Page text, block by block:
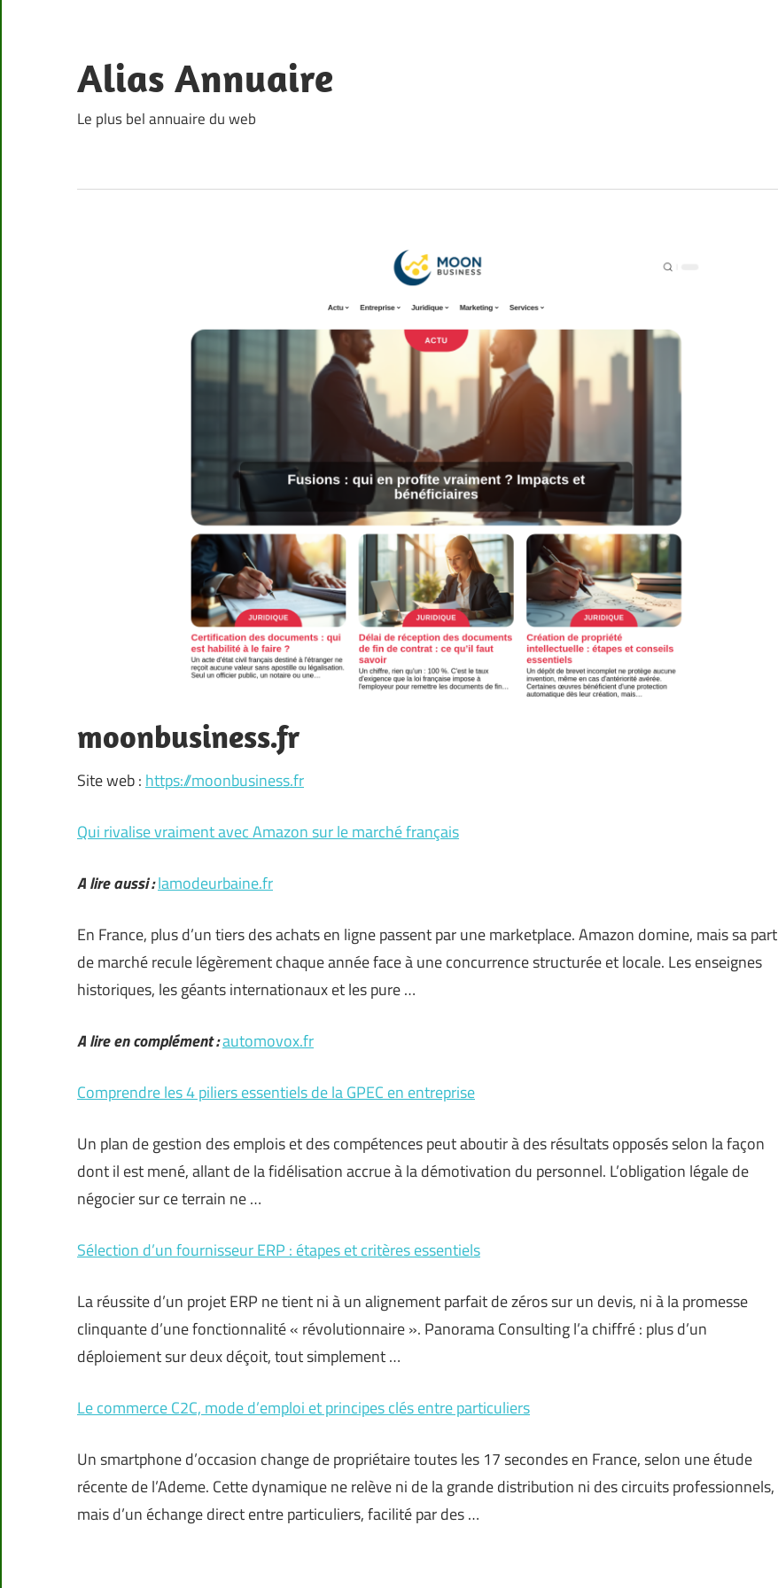
content
Alias Annuaire
Le plus bel annuaire du web
moonbusiness.fr
Site web : https://moonbusiness.fr
Qui rivalise vraiment avec Amazon sur le marché français
A lire aussi :lamodeurbaine.fr
En France, plus d’un tiers des achats en ligne passent par une marketplace. Amazon domine, mais sa part
de marché recule légèrement chaque année face à une concurrence structurée et locale. Les enseignes
historiques, les géants internationaux et les pure …
A lire en complément :automovox.fr
Comprendre les 4 piliers essentiels de la GPEC en entreprise
Un plan de gestion des emplois et des compétences peut aboutir à des résultats opposés selon la façon
dont il est mené, allant de la fidélisation accrue à la démotivation du personnel. L’obligation légale de
négocier sur ce terrain ne …
Sélection d’un fournisseur ERP : étapes et critères essentiels
La réussite d’un projet ERP ne tient ni à un alignement parfait de zéros sur un devis, ni à la promesse
clinquante d’une fonctionnalité « révolutionnaire ». Panorama Consulting l’a chiffré : plus d’un
déploiement sur deux déçoit, tout simplement …
Le commerce C2C, mode d’emploi et principes clés entre particuliers
Un smartphone d’occasion change de propriétaire toutes les 17 secondes en France, selon une étude
récente de l’Ademe. Cette dynamique ne relève ni de la grande distribution ni des circuits professionnels,
mais d’un échange direct entre particuliers, facilité par des …